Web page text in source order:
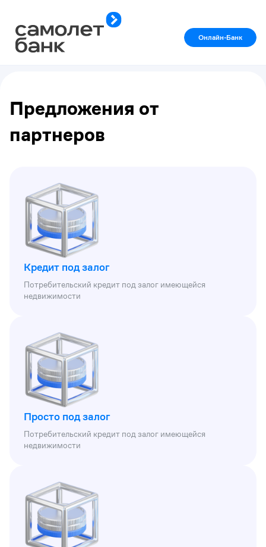
Онлайн-Банк
Предложения от
партнеров
Кредит под залог
Потребительский кредит под залог имеющейся
недвижимости
Просто под залог
Потребительский кредит под залог имеющейся
недвижимости